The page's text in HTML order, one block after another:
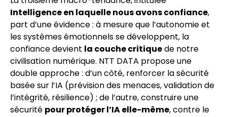
Intelligence en laquelle nous avons confiance,
part d’une évidence : à mesure que l’autonomie et
les systèmes émotionnels se développent, la
confiance devient la couche critiquede notre
civilisation numérique. NTT DATA propose une
double approche : d’un côté, renforcer la sécurité
basée sur l’IA (prévision des menaces, validation de
l’intégrité, résilience) ; de l’autre, construire une
sécurité pour protéger l’IA elle-même, contre le